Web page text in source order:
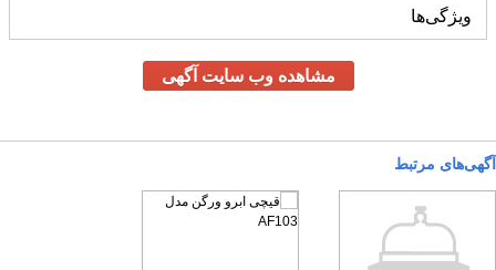
ویژگی‌ها
مشاهده وب سایت آگهی
آگهی‌های مرتبط